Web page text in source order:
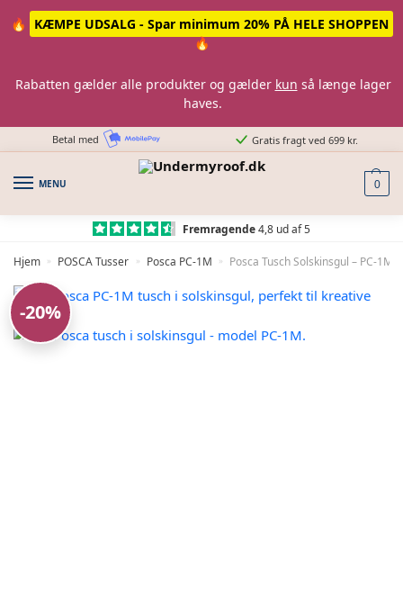
🔥
KÆMPE UDSALG - Spar minimum 20% PÅ HELE SHOPPEN
🔥
Rabatten gælder alle produkter og gælder kun så længe lager
haves.
Betal med Gratis fragt ved 699 kr.
MENU 0
Fremragende4,8 ud af 5
Hjem » POSCA Tusser » Posca PC-1M » Posca Tusch Solskinsgul – PC-1M
-20%